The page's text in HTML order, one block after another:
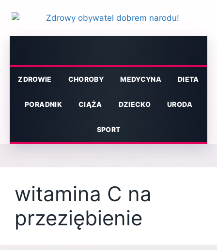
ZDROWIE CHOROBY MEDYCYNA DIETA
PORADNIK CIĄŻA DZIECKO URODA
SPORT
witamina C na
przeziębienie